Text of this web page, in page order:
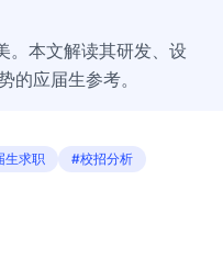
。本文解读其研发、设
的应届生参考。
生求职 #校招分析